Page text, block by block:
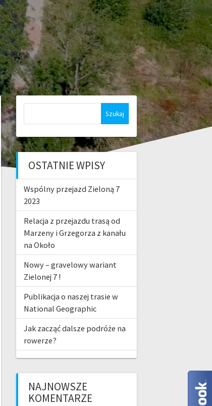
OSTATNIE WPISY
Wspólny przejazd Zieloną 7
2023
Relacja z przejazdu trasą od
Marzeny i Grzegorza z kanału
na Około
Nowy – gravelowy wariant
Zielonej 7 !
Publikacja o naszej trasie w
National Geographic
Jak zacząć dalsze podróże na
rowerze?
NAJNOWSZE
KOMENTARZE